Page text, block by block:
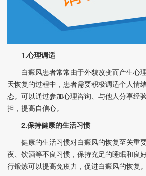
1.心理调适
白癜风患者常常由于外貌改变而产生心
天恢复的过程中，患者需要积极调适个人情
态。可以通过参加心理咨询、与他人分享经
担，提高自信心。
2.保持健康的生活习惯
健康的生活习惯对白癜风的恢复至关重
夜、饮酒等不良习惯，保持充足的睡眠和良
行锻炼可以提高免疫力，促进白癜风的恢复。